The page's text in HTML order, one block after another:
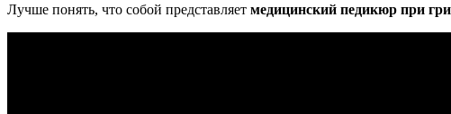
Лучше понять, что собой представляет медицинский педикюр при